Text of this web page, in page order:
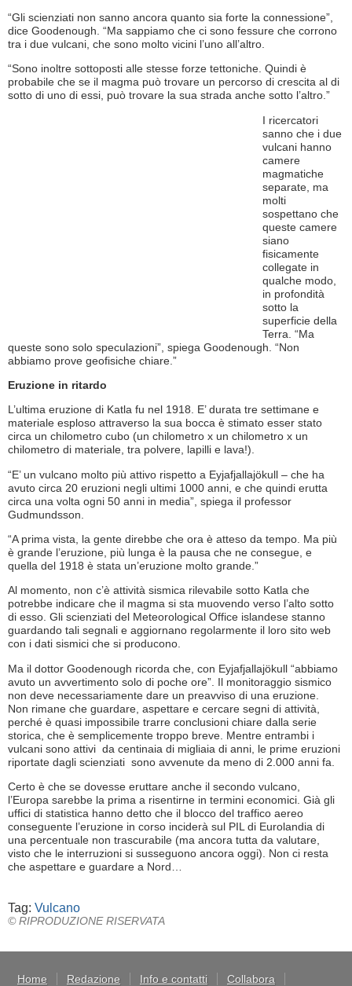
“Gli scienziati non sanno ancora quanto sia forte la connessione”,
dice Goodenough. “Ma sappiamo che ci sono fessure che corrono
tra i due vulcani, che sono molto vicini l’uno all’altro.
“Sono inoltre sottoposti alle stesse forze tettoniche. Quindi è
probabile che se il magma può trovare un percorso di crescita al di
sotto di uno di essi, può trovare la sua strada anche sotto l’altro.”
I ricercatori
sanno che i due
vulcani hanno
camere
magmatiche
separate, ma
molti
sospettano che
queste camere
siano
fisicamente
collegate in
qualche modo,
in profondità
sotto la
superficie della
Terra. “Ma
queste sono solo speculazioni”, spiega Goodenough. “Non
abbiamo prove geofisiche chiare.”
Eruzione in ritardo
L’ultima eruzione di Katla fu nel 1918. E’ durata tre settimane e
materiale esploso attraverso la sua bocca è stimato esser stato
circa un chilometro cubo (un chilometro x un chilometro x un
chilometro di materiale, tra polvere, lapilli e lava!).
“E’ un vulcano molto più attivo rispetto a Eyjafjallajökull – che ha
avuto circa 20 eruzioni negli ultimi 1000 anni, e che quindi erutta
circa una volta ogni 50 anni in media”, spiega il professor
Gudmundsson.
“A prima vista, la gente direbbe che ora è atteso da tempo. Ma più
è grande l’eruzione, più lunga è la pausa che ne consegue, e
quella del 1918 è stata un’eruzione molto grande.”
Al momento, non c’è attività sismica rilevabile sotto Katla che
potrebbe indicare che il magma si sta muovendo verso l’alto sotto
di esso. Gli scienziati del Meteorological Office islandese stanno
guardando tali segnali e aggiornano regolarmente il loro sito web
con i dati sismici che si producono.
Ma il dottor Goodenough ricorda che, con Eyjafjallajökull “abbiamo
avuto un avvertimento solo di poche ore”. Il monitoraggio sismico
non deve necessariamente dare un preavviso di una eruzione.
Non rimane che guardare, aspettare e cercare segni di attività,
perché è quasi impossibile trarre conclusioni chiare dalla serie
storica, che è semplicemente troppo breve. Mentre entrambi i
vulcani sono attivi da centinaia di migliaia di anni, le prime eruzioni
riportate dagli scienziati sono avvenute da meno di 2.000 anni fa.
Certo è che se dovesse eruttare anche il secondo vulcano,
l’Europa sarebbe la prima a risentirne in termini economici. Già gli
uffici di statistica hanno detto che il blocco del traffico aereo
conseguente l’eruzione in corso inciderà sul PIL di Eurolandia di
una percentuale non trascurabile (ma ancora tutta da valutare,
visto che le interruzioni si susseguono ancora oggi). Non ci resta
che aspettare e guardare a Nord…
Tag: Vulcano
© RIPRODUZIONE RISERVATA
Home Redazione Info e contatti Collabora